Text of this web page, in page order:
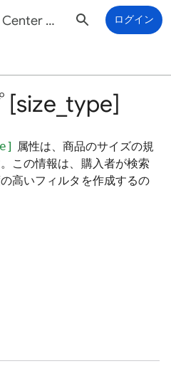
Google Merchant Center ヘルプ ログイン
属性は、商品のサイズの規
この情報は、購入者が検索
高いフィルタを作成するの